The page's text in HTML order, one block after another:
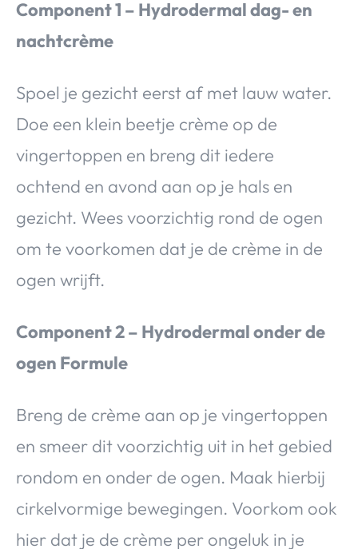
Component 1 – Hydrodermal dag- en
nachtcrème
Spoel je gezicht eerst af met lauw water.
Doe een klein beetje crème op de
vingertoppen en breng dit iedere
ochtend en avond aan op je hals en
gezicht. Wees voorzichtig rond de ogen
om te voorkomen dat je de crème in de
ogen wrijft.
Component 2 – Hydrodermal onder de
ogen Formule
Breng de crème aan op je vingertoppen
en smeer dit voorzichtig uit in het gebied
rondom en onder de ogen. Maak hierbij
cirkelvormige bewegingen. Voorkom ook
hier dat je de crème per ongeluk in je